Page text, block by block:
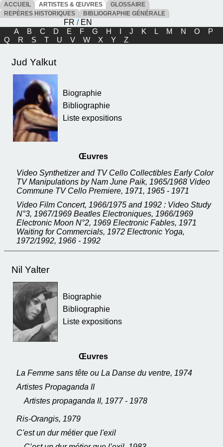
ACCUEIL ARTISTES & ŒUVRES
GLOSSAIRE
REPÈRES HISTORIQUES
BIBLIOGRAPHIE GÉNÉRALE
FR / EN
A
B C D E F G H I J K L M N O
P
Q
R S T U V W X Y Z